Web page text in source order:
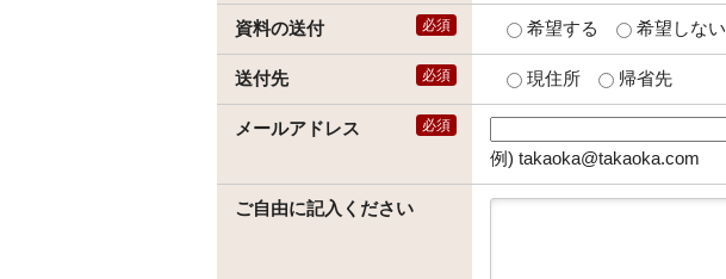
必須
資料の送付 希望する 希望しない
必須
送付先 現住所 帰省先
必須
メールアドレス
例) takaoka@takaoka.com
ご自由に記入ください